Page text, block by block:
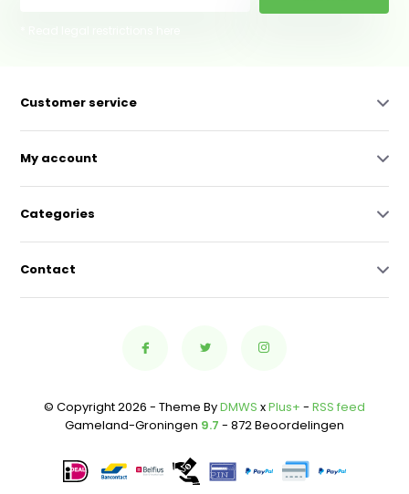
Customer service
My account
Categories
Contact
© Copyright 2026 - Theme ByDMWS xPlus+ - RSS feed
Gameland-Groningen 9.7 - 872 Beoordelingen